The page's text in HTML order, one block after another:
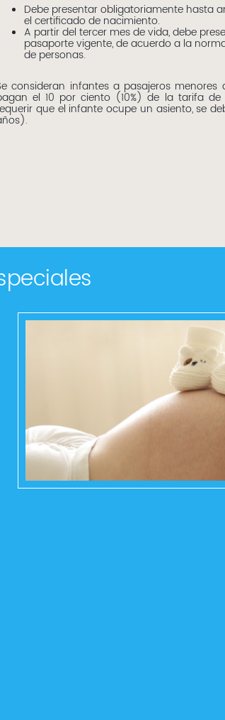
Debe presentar obligatoriamente hasta
el certificado de nacimiento.
A partir del tercer mes de vida, debe
pasaporte vigente, de acuerdo a la
de personas.
consideran infantes a pasajeros
el 10 por ciento (10%) de la tarifa
que el infante ocupe un asiento, se